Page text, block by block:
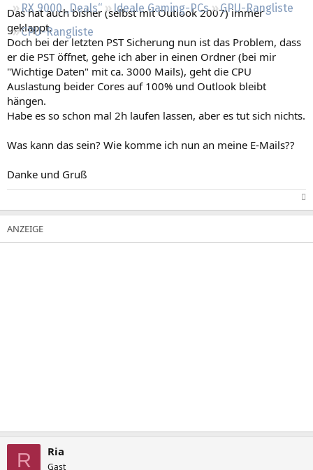
RX 9000 „Deals“
Ideale Gaming-PCs
GPU-Rangliste
CPU-Rangliste
Das hat auch bisher (selbst mit Outlook 2007) immer
geklappt.
Doch bei der letzten PST Sicherung nun ist das Problem, dass
er die PST öffnet, gehe ich aber in einen Ordner (bei mir
"Wichtige Daten" mit ca. 3000 Mails), geht die CPU
Auslastung beider Cores auf 100% und Outlook bleibt
hängen.
Habe es so schon mal 2h laufen lassen, aber es tut sich nichts.
Was kann das sein? Wie komme ich nun an meine E-Mails??
Danke und Gruß
​
R Ria
Gast